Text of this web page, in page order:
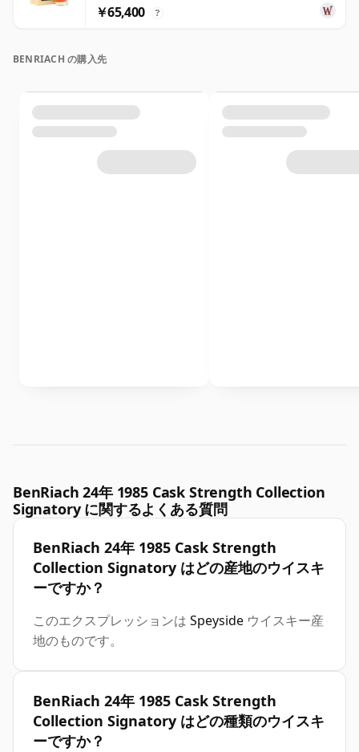
￥65,400 ?
BENRIACH の購入先
BenRiach 24年 1985 Cask Strength Collection
Signatory に関するよくある質問
BenRiach 24年 1985 Cask Strength
Collection Signatory はどの産地のウイスキ
ーですか？
このエクスプレッションは Speyside ウイスキー産
地のものです。
BenRiach 24年 1985 Cask Strength
Collection Signatory はどの種類のウイスキ
ーですか？